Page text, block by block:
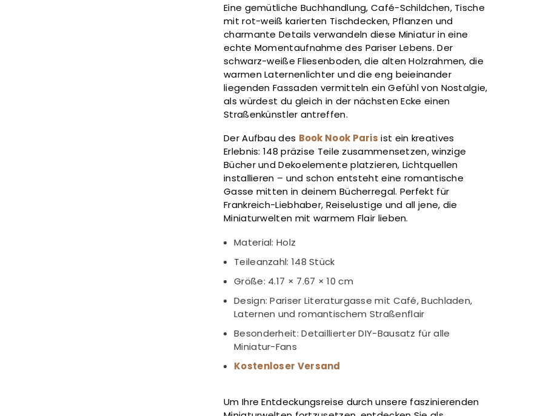
Eine gemütliche Buchhandlung, Café-Schildchen, Tische
mit rot-weiß karierten Tischdecken, Pflanzen und
charmante Details verwandeln diese Miniatur in eine
echte Momentaufnahme des Pariser Lebens. Der
schwarz-weiße Fliesenboden, die alten Holzrahmen, die
warmen Laternenlichter und die eng beieinander
liegenden Fassaden vermitteln ein Gefühl von Nostalgie,
als würdest du gleich in der nächsten Ecke einen
Straßenkünstler antreffen.
Der Aufbau des Book Nook Paris ist ein kreatives
Erlebnis: 148 präzise Teile zusammensetzen, winzige
Bücher und Dekoelemente platzieren, Lichtquellen
installieren – und schon entsteht eine romantische
Gasse mitten in deinem Bücherregal. Perfekt für
Frankreich-Liebhaber, Reiselustige und all jene, die
Miniaturwelten mit warmem Flair lieben.
Material: Holz
Teileanzahl: 148 Stück
Größe: 4.17 × 7.67 × 10 cm
Design: Pariser Literaturgasse mit Café, Buchladen,
Laternen und romantischem Straßenflair
Besonderheit: Detaillierter DIY-Bausatz für alle
Miniatur-Fans
Kostenloser Versand
Um Ihre Entdeckungsreise durch unsere faszinierenden